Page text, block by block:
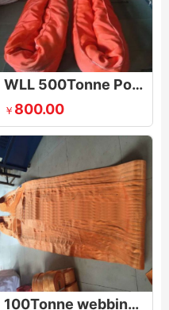
WLL 500Tonne Polyester Round Sling
￥ 800.00
100Tonne webbing sling